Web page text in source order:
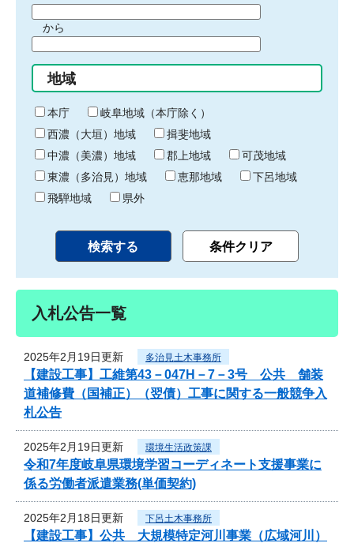
間
始
り
から
間
終
わ
り
地域
本庁
岐阜地域（本庁除く）
西濃（大垣）地域
揖斐地域
中濃（美濃）地域
郡上地域
可茂地域
東濃（多治見）地域
恵那地域
下呂地域
飛騨地域
県外
入札公告一覧
2025年2月19日更新 多治見土木事務所
【建設工事】工維第43－047H－7－3号 公共 舗装
道補修費（国補正）（翌債）工事に関する一般競争入
札公告
2025年2月19日更新 環境生活政策課
令和7年度岐阜県環境学習コーディネート支援事業に
係る労働者派遣業務(単価契約)
2025年2月18日更新 下呂土木事務所
【建設工事】公共 大規模特定河川事業（広域河川）